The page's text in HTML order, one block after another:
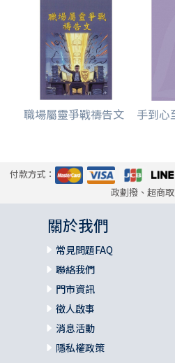
職場屬靈爭戰禱告文 手到心
付款方式：
政劃撥、超商
關於我們
常見問題FAQ
聯絡我們
門市資訊
徵人啟事
消息活動
隱私權政策